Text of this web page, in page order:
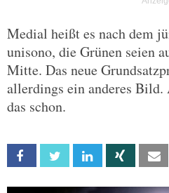
Medial heißt es nach dem
unisono, die Grünen seien
Mitte. Das neue
allerdings ein anderes Bild.
das schon.
Facebook Twitter Linkedin Xing